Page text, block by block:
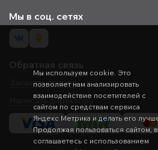
Мы в соц. сетях
Обратная связь
Заказать звонок
Написать директору
Мы используем cookie. Это
позволяет нам анализировать
взаимодействие посетителей с
сайтом по средствам сервиса
Яндекс Метрика и делать его
Продолжая пользоваться сайтом,
соглашаетесь с использованием